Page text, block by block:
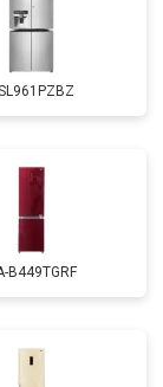
B449TGRF